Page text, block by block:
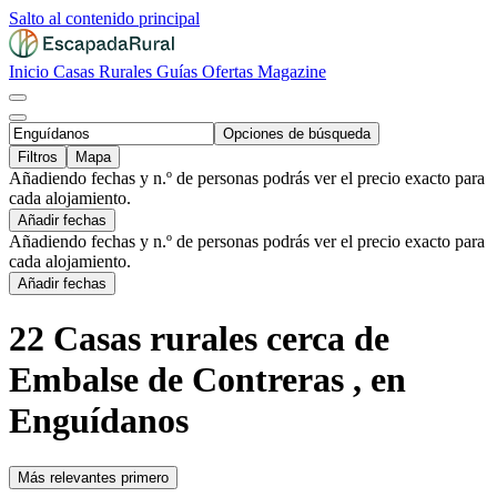
Salto al contenido principal
Inicio Casas Rurales Guías Ofertas Magazine
Opciones de búsqueda
Filtros
Mapa
Añadiendo fechas y n.º de personas podrás ver el precio exacto para
cada alojamiento.
Añadir fechas
Añadiendo fechas y n.º de personas podrás ver el precio exacto para
cada alojamiento.
Añadir fechas
22 Casas rurales cerca de
Embalse de Contreras , en
Enguídanos
Más relevantes primero